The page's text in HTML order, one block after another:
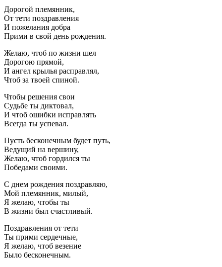
Дорогой племянник,
От тети поздравления
И пожелания добра
Прими в свой день рождения.
Желаю, чтоб по жизни шел
Дорогою прямой,
И ангел крылья расправлял,
Чтоб за твоей спиной.
Чтобы решения свои
Судьбе ты диктовал,
И чтоб ошибки исправлять
Всегда ты успевал.
Пусть бесконечным будет путь,
Ведущий на вершину,
Желаю, чтоб гордился ты
Победами своими.
С днем рождения поздравляю,
Мой племянник, милый,
Я желаю, чтобы ты
В жизни был счастливый.
Поздравления от тети
Ты прими сердечные,
Я желаю, чтоб везение
Было бесконечным.